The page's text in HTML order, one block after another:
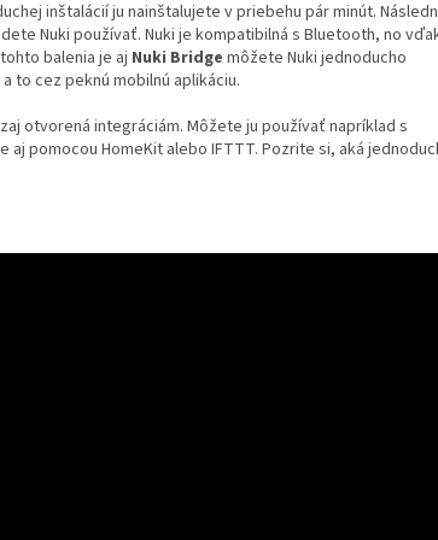
inštalácií ju nainštalujete v priebehu pár minút.
Nuki používať. Nuki je kompatibilná s Bluetooth, no
balenia je aj Nuki Bridge môžete Nuki jednoducho
to cez peknú mobilnú aplikáciu.
otvorená integráciám. Môžete ju používať napríklad s
aj pomocou HomeKit alebo IFTTT. Pozrite si, aká